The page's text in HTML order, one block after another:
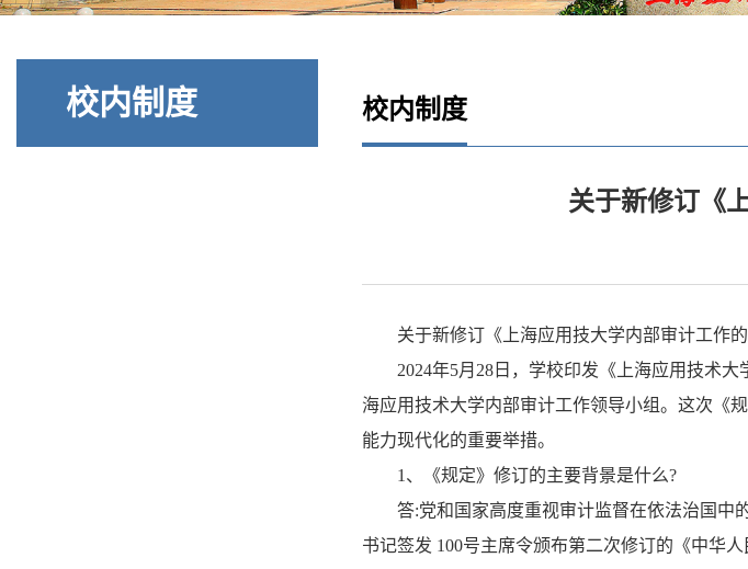
校内制度 校内制度
关于新修订《
关于新修订《上海应用技大学内部审计工作
2024年5月28日，学校印发《上海应用技术
海应用技术大学内部审计工作领导小组。这次《
能力现代化的重要举措。
1、《规定》修订的主要背景是什么?
答:党和国家高度重视审计监督在依法治国中
书记签发 100号主席令颁布第二次修订的《中华